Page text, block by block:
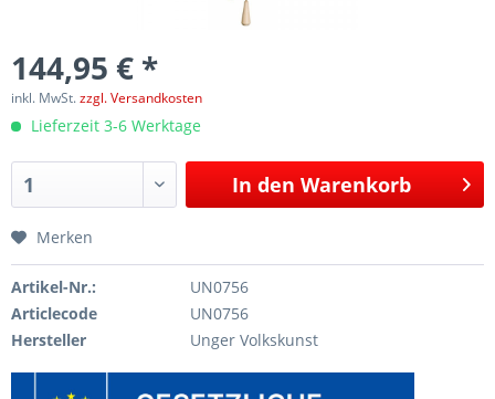
144,95 € *
inkl. MwSt.zzgl. Versandkosten
Lieferzeit 3-6 Werktage
In den Warenkorb
Merken
Artikel-Nr.:
UN0756
Articlecode
UN0756
Hersteller
Unger Volkskunst